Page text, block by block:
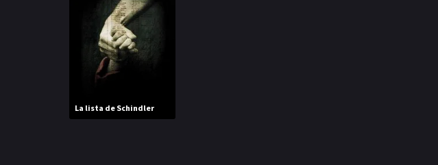
La lista de Schindler